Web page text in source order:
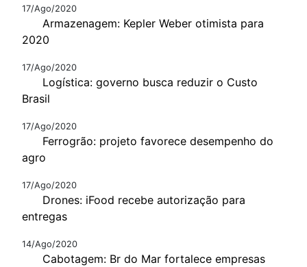
17/Ago/2020
Armazenagem: Kepler Weber otimista para
2020
17/Ago/2020
Logística: governo busca reduzir o Custo
Brasil
17/Ago/2020
Ferrogrão: projeto favorece desempenho do
agro
17/Ago/2020
Drones: iFood recebe autorização para
entregas
14/Ago/2020
Cabotagem: Br do Mar fortalece empresas